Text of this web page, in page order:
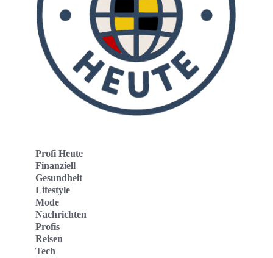
Profi Heute
Finanziell
Gesundheit
Lifestyle
Mode
Nachrichten
Profis
Reisen
Tech